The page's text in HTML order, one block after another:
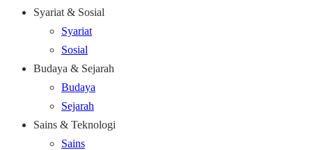
Syariat & Sosial
Syariat
Sosial
Budaya & Sejarah
Budaya
Sejarah
Sains & Teknologi
Sains